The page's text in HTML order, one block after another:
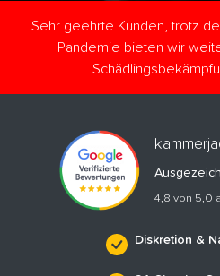
Sehr geehrte Kunden, trotz
Pandemie bieten wir
4,8 von 5,0
Diskretion &